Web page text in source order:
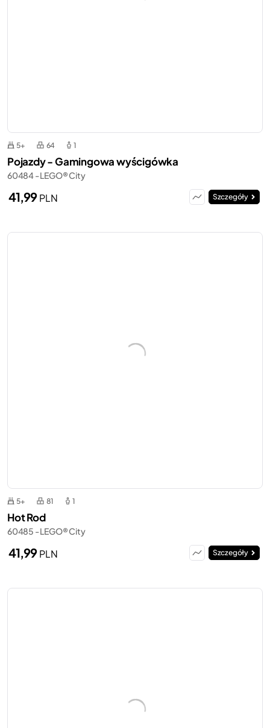
5+ 64 1
Pojazdy - Gamingowa wyścigówka
60484 - LEGO® City
41,99PLN Szczegóły
5+ 81 1
Hot Rod
60485 - LEGO® City
41,99PLN Szczegóły